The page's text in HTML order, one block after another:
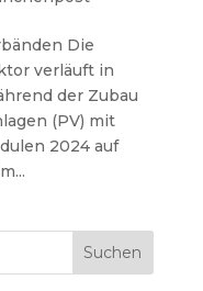
Die
verläuft in
der Zubau
(PV) mit
2024 auf
Suchen